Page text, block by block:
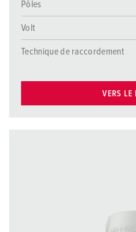
Pôles
Volt
Technique de raccordement
VERS LE